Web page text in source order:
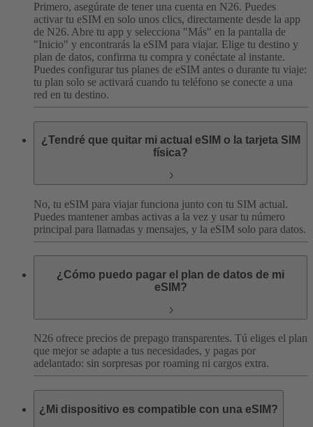
Primero, asegúrate de tener una cuenta en N26. Puedes
activar tu eSIM en solo unos clics, directamente desde la app
de N26. Abre tu app y selecciona "Más" en la pantalla de
"Inicio" y encontrarás la eSIM para viajar. Elige tu destino y
plan de datos, confirma tu compra y conéctate al instante.
Puedes configurar tus planes de eSIM antes o durante tu viaje:
tu plan solo se activará cuando tu teléfono se conecte a una
red en tu destino.
¿Tendré que quitar mi actual eSIM o la tarjeta SIM
física?
No, tu eSIM para viajar funciona junto con tu SIM actual.
Puedes mantener ambas activas a la vez y usar tu número
principal para llamadas y mensajes, y la eSIM solo para datos.
¿Cómo puedo pagar el plan de datos de mi
eSIM?
N26 ofrece precios de prepago transparentes. Tú eliges el plan
que mejor se adapte a tus necesidades, y pagas por
adelantado: sin sorpresas por roaming ni cargos extra.
¿Mi dispositivo es compatible con una eSIM?